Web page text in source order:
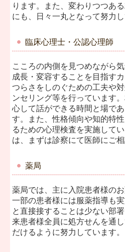
ります。また、変わりつつあ
にも、日々一丸となって努力し
臨床心理士・公認心理師
こころの内側を見つめながら
成長・変容することを目指す
つらさをしのぐための工夫や
ンセリング等を行っています
心して話ができる時間と場で
す。また、性格傾向や知的特
るための心理検査を実施して
は、まずは診察にて医師にご相
薬局
薬局では、主に入院患者様の
一部の患者様には服薬指導も
と直接接することは少ない部
来患者様全員に処方せんを通
だけるように努力しています。